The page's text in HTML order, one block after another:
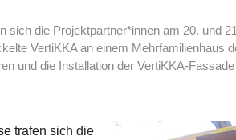
die Projektpartner*innen am 20. und
VertiKKA an einem Mehrfamilienhaus
und die Installation der VertiKKA-
trafen sich die